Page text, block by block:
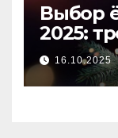
Выбор
2025:
16.10.2025